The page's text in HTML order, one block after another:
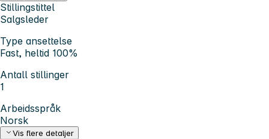
Stillingstittel
Salgsleder
Type ansettelse
Fast, heltid 100%
Antall stillinger
1
Arbeidsspråk
Norsk
Vis flere detaljer